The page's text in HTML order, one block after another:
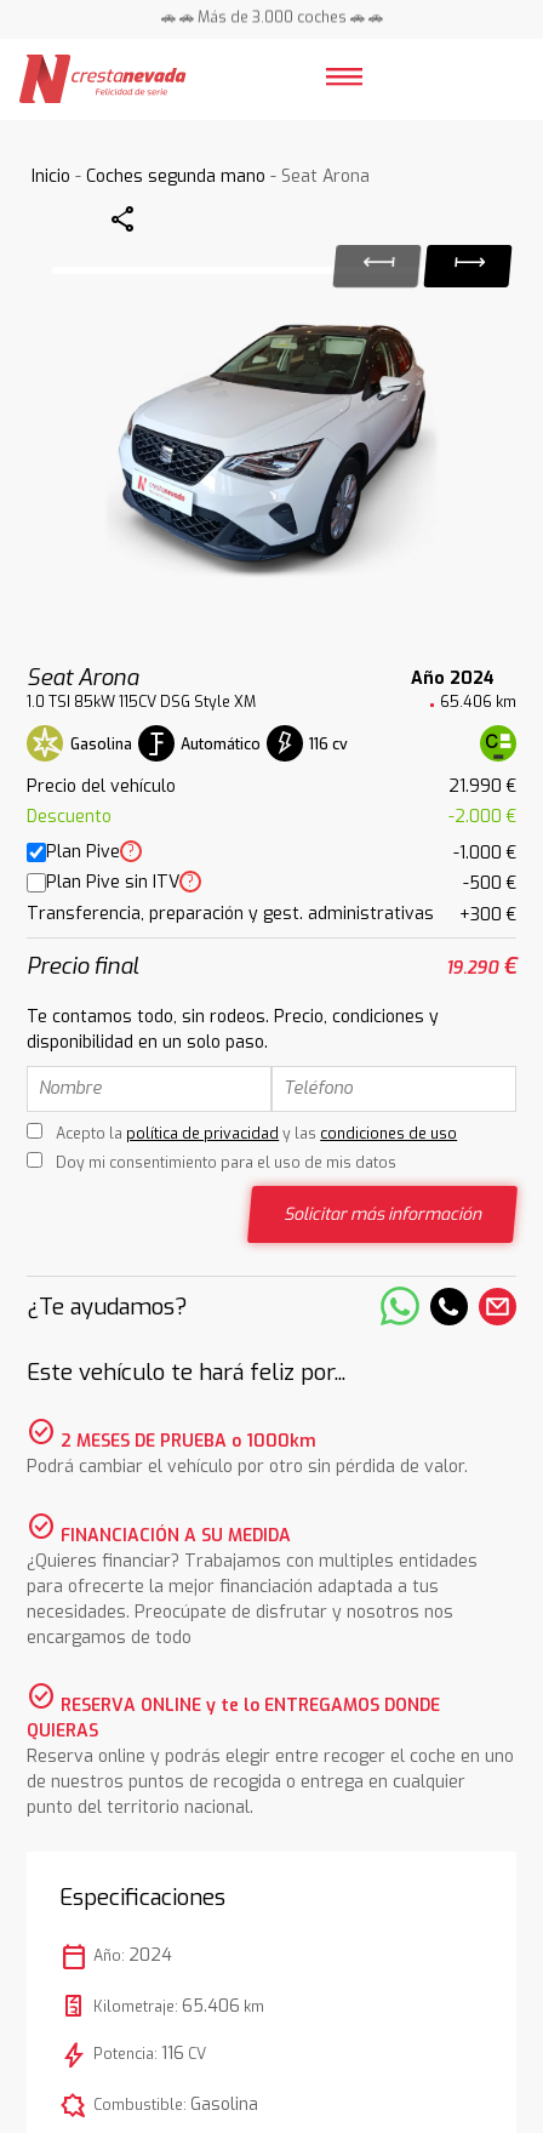
🚗 🚗 Más de 3.000 coches 🚗 🚗
Inicio -Coches segunda mano - Seat Arona
Share
Seat Arona Año 2024
1.0 TSI 85kW 115CV DSG Style XM 65.406 km
Gasolina Automático 116 cv
Precio del vehículo
21.990 €
Descuento
-2.000 €
Plan Pive ?
-1.000 €
Plan Pive sin ITV ?
-500 €
Transferencia, preparación y gest. administrativas
+300 €
Precio final 19.290€
Te contamos todo, sin rodeos. Precio, condiciones y
disponibilidad en un solo paso.
Acepto la política de privacidad y las condiciones de uso
Doy mi consentimiento para el uso de mis datos
Solicitar más información
¿Te ayudamos?
Este vehículo te hará feliz por...
check_circle 2 MESES DE PRUEBA o 1000km
Podrá cambiar el vehículo por otro sin pérdida de valor.
check_circle FINANCIACIÓN A SU MEDIDA
¿Quieres financiar? Trabajamos con multiples entidades
para ofrecerte la mejor financiación adaptada a tus
necesidades. Preocúpate de disfrutar y nosotros nos
encargamos de todo
check_circle RESERVA ONLINE y te lo ENTREGAMOS DONDE
QUIERAS
Reserva online y podrás elegir entre recoger el coche en uno
de nuestros puntos de recogida o entrega en cualquier
punto del territorio nacional.
Especificaciones
calendar_today Año: 2024
Kilometraje: 65.406 km
bolt Potencia: 116 CV
comic_bubble Combustible: Gasolina